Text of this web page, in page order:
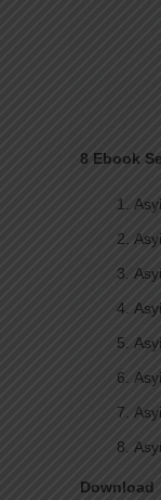
8 Ebook